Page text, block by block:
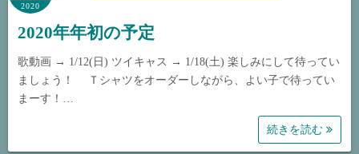
2020
2020年年初の予定
歌動画 → 1/12(日) ツイキャス → 1/18(土) 楽しみにして待ってい
ましょう！ Ｔシャツをオーダーしながら、よい子で待ってい
まーす！…
続きを読む